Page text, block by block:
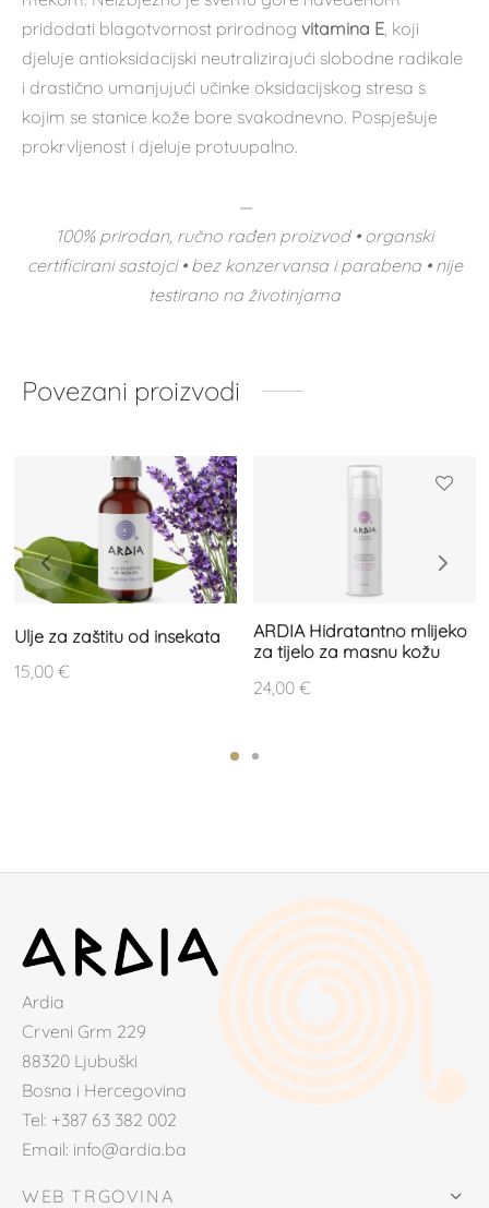
pridodati blagotvornost prirodnog vitamina E, koji
djeluje antioksidacijski neutralizirajući slobodne radikale
i drastično umanjujući učinke oksidacijskog stresa s
kojim se stanice kože bore svakodnevno. Pospješuje
prokrvljenost i djeluje protuupalno.
—
100% prirodan, ručno rađen proizvod • organski
certificirani sastojci • bez konzervansa i parabena • nije
testirano na životinjama
Povezani proizvodi
Ulje za zaštitu od insekata
15,00 €
ARDIA Hidratantno mlijeko
za tijelo za masnu kožu
24,00 €
Ardia
Crveni Grm 229
88320 Ljubuški
Bosna i Hercegovina
Tel: +387 63 382 002
Email: info@ardia.ba
WEB TRGOVINA